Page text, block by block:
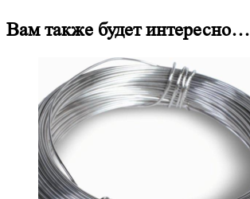
Вам также будет интересно…